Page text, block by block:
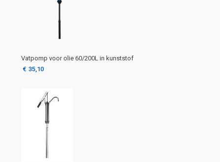
Vatpomp voor olie 60/200L in kunststof
€ 35,10